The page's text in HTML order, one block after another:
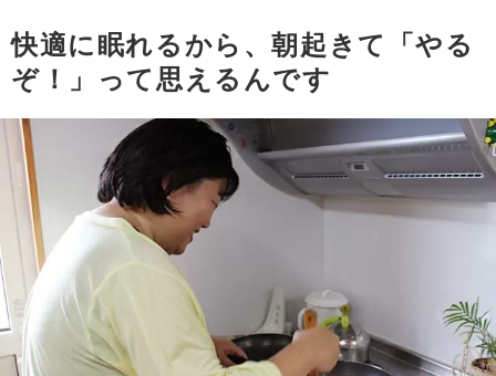
快適に眠れるから、朝起きて「やる
ぞ！」って思えるんです